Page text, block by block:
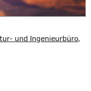
und Ingenieurbüro,